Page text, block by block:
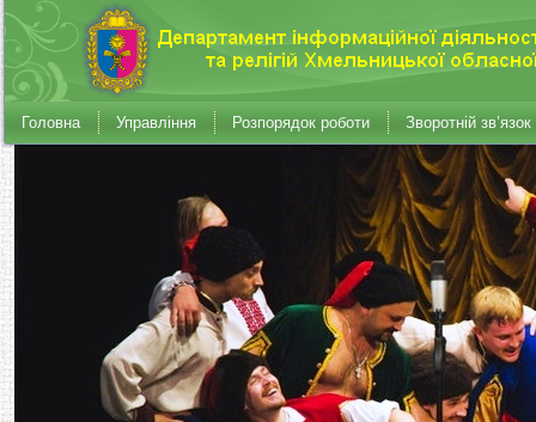
Головна Управління Розпорядок роботи Зворотній зв’язок